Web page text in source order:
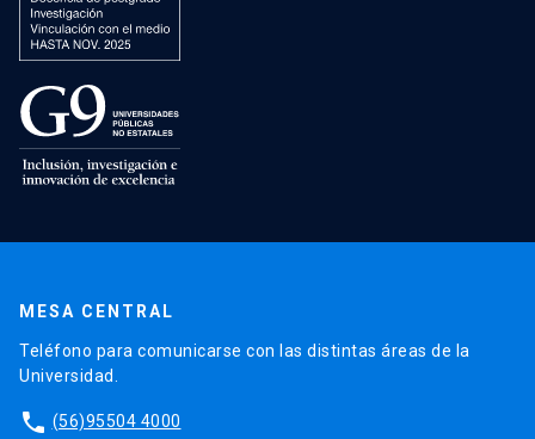
MESA CENTRAL
Teléfono para comunicarse con las distintas áreas de la
Universidad.
phone (56)95504 4000